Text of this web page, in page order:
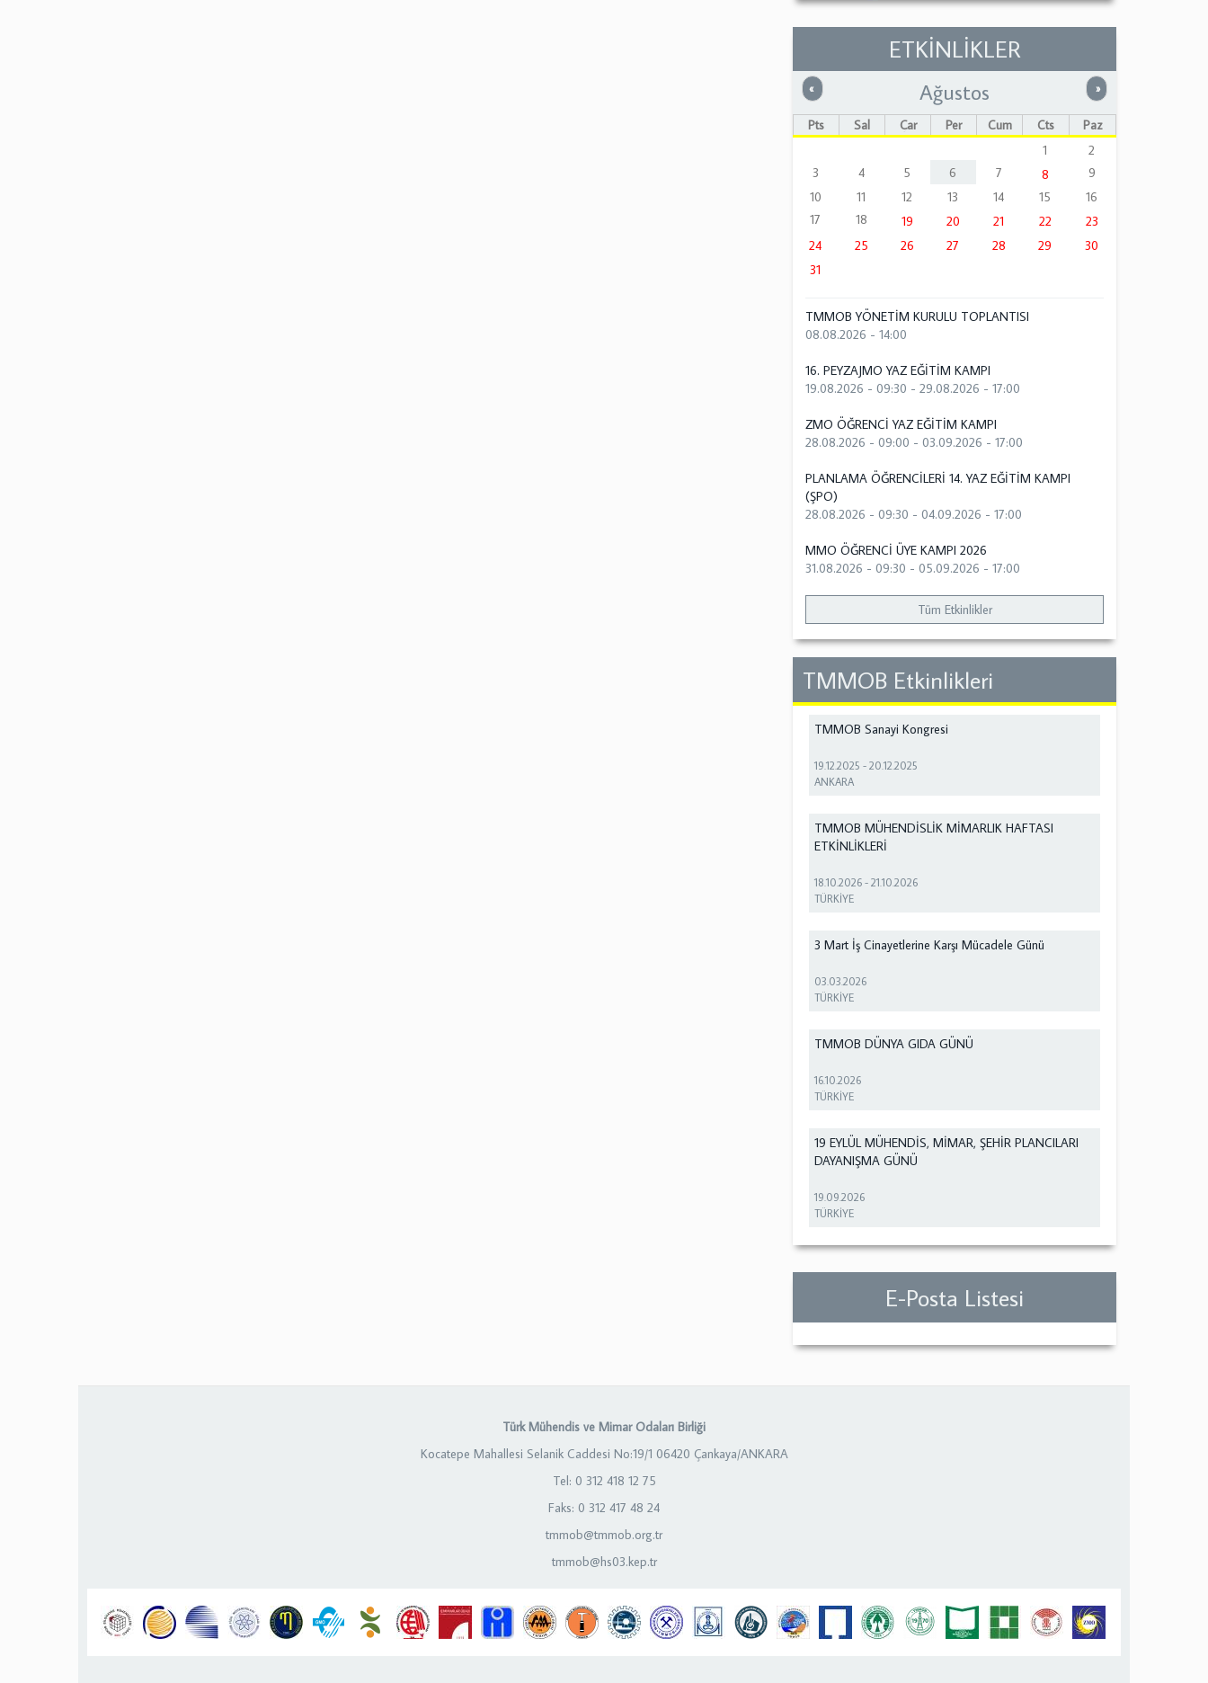
ETKİNLİKLER
« Önceki »Sonraki
Ağustos
Pts Sal Çar Per Cum Cts
Paz
1
2
3
4 5 6 7 8
9
10
11 12 13 14 15
16
17
18 19 20 21 22
23
24
25 26 27 28 29
30
31
TMMOB YÖNETİM KURULU TOPLANTISI
08.08.2026 - 14:00
16. PEYZAJMO YAZ EĞİTİM KAMPI
19.08.2026 - 09:30 -29.08.2026 - 17:00
ZMO ÖĞRENCİ YAZ EĞİTİM KAMPI
28.08.2026 - 09:00 -03.09.2026 - 17:00
PLANLAMA ÖĞRENCİLERİ 14. YAZ EĞİTİM KAMPI
(ŞPO)
28.08.2026 - 09:30 -04.09.2026 - 17:00
MMO ÖĞRENCİ ÜYE KAMPI 2026
31.08.2026 - 09:30 -05.09.2026 - 17:00
Tüm Etkinlikler
TMMOB Etkinlikleri
TMMOB Sanayi Kongresi
19.12.2025 -20.12.2025
ANKARA
TMMOB MÜHENDİSLİK MİMARLIK HAFTASI
ETKİNLİKLERİ
18.10.2026 -21.10.2026
TÜRKİYE
3 Mart İş Cinayetlerine Karşı Mücadele Günü
03.03.2026
TÜRKİYE
TMMOB DÜNYA GIDA GÜNÜ
16.10.2026
TÜRKİYE
19 EYLÜL MÜHENDİS, MİMAR, ŞEHİR PLANCILARI
DAYANIŞMA GÜNÜ
19.09.2026
TÜRKİYE
E-Posta Listesi
Türk Mühendis ve Mimar Odaları Birliği
Kocatepe Mahallesi Selanik Caddesi No:19/1 06420 Çankaya/ANKARA
Tel: 0 312 418 12 75
Faks: 0 312 417 48 24
tmmob@tmmob.org.tr
tmmob@hs03.kep.tr